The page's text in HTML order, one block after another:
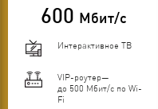
600 Мбит/с
Интерактивное ТВ
VIP-роутер—
до 500 Мбит/с по Wi-
Fi